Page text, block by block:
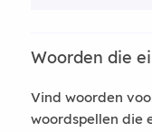
Woorden die
Vind woorden
woordspellen die